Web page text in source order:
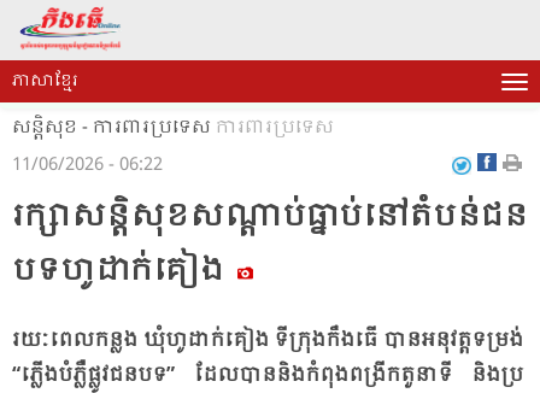
ភាសាខ្មែរ
សន្តិសុខ - ការពារប្រទេស ការពារប្រទេស
11/06/2026 - 06:22
រក្សា​សន្តិ​សុខ​សណ្តាប់​ធ្នាប់​នៅ​តំ​បន់​ជន​
បទ​ហូ​ដាក់​គៀង
រយៈ​ពេល​កន្លង ឃុំ​ហូ​ដាក់​គៀង ទី​ក្រុង​កឹង​ធើ បាន​អនុ​វត្ត​ទម្រង់
“ភ្លើង​បំ​ភ្លឺ​ផ្លូវ​ជន​បទ” ដែល​បាន​និង​កំ​ពុង​ពង្រីក​តួ​នា​ទី និង​ប្រ​